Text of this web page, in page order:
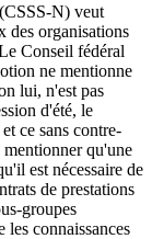
N) veut
des organisations
Conseil fédéral
ne mentionne
lui, n'est pas
d'été, le
ce sans contre-
qu'une
est nécessaire de
de prestations
groupes
les connaissances